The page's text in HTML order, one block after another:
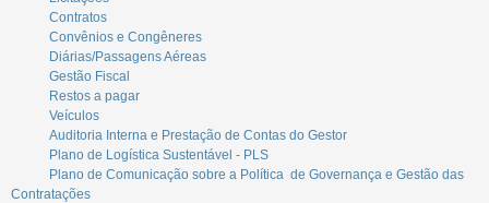
Contratos
Convênios e Congêneres
Diárias/Passagens Aéreas
Gestão Fiscal
Restos a pagar
Veículos
Auditoria Interna e Prestação de Contas do Gestor
Plano de Logística Sustentável - PLS
Plano de Comunicação sobre a Política de Governança e Gestão das
Contratações